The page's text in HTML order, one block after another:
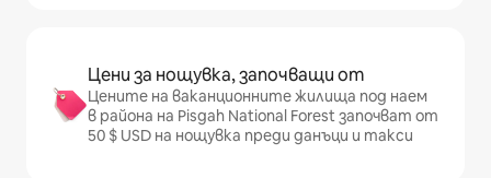
Цени за нощувка, започващи от
Цените на ваканционните жилища под наем
в района на Pisgah National Forest започват от
50 $ USD на нощувка преди данъци и такси